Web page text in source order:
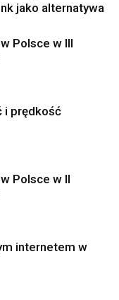
jako alternatywa
Polsce w III
i prędkość
Polsce w II
internetem w